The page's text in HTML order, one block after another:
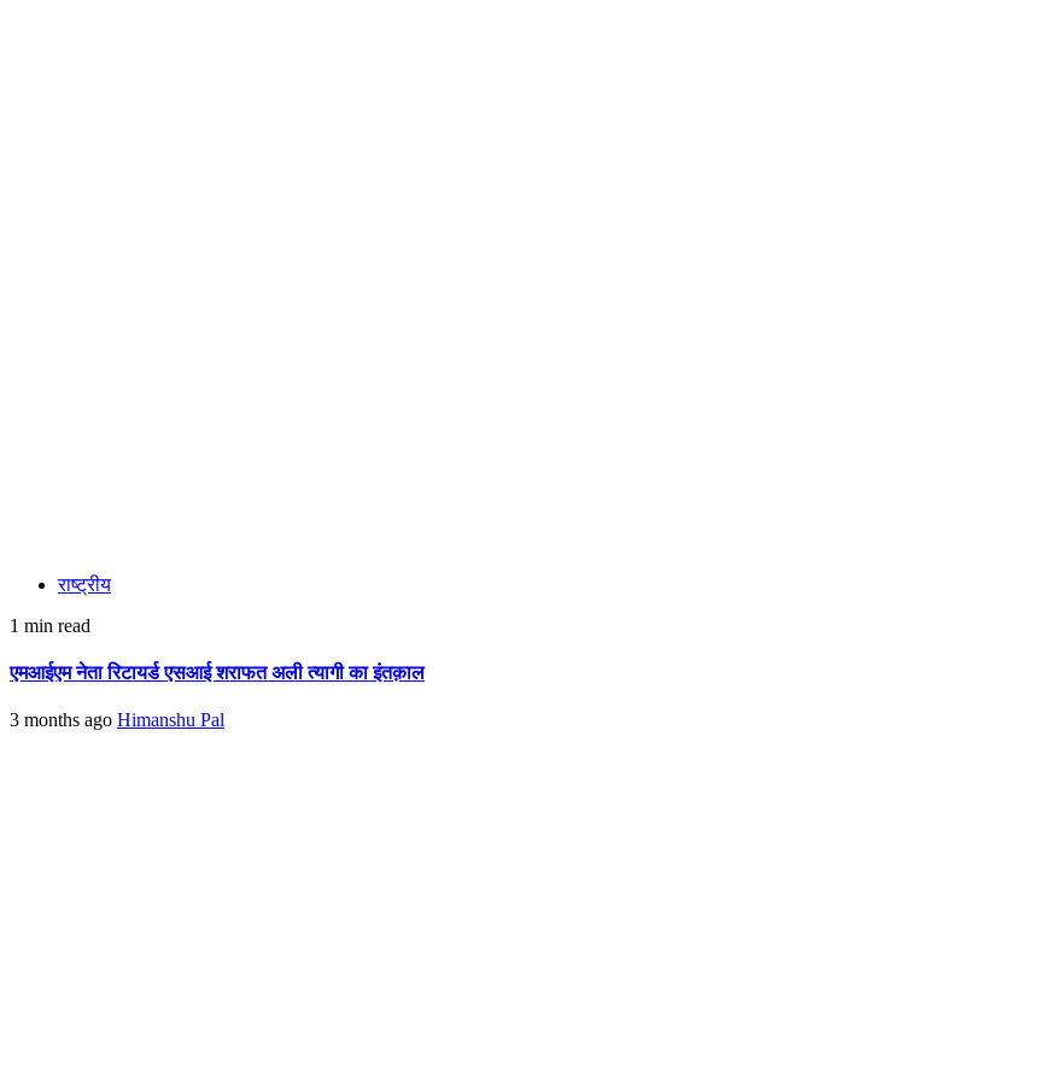
राष्ट्रीय
1 min read
एमआईएम नेता रिटायर्ड एसआई शराफत अली त्यागी का इंतक़ाल
3 months ago Himanshu Pal